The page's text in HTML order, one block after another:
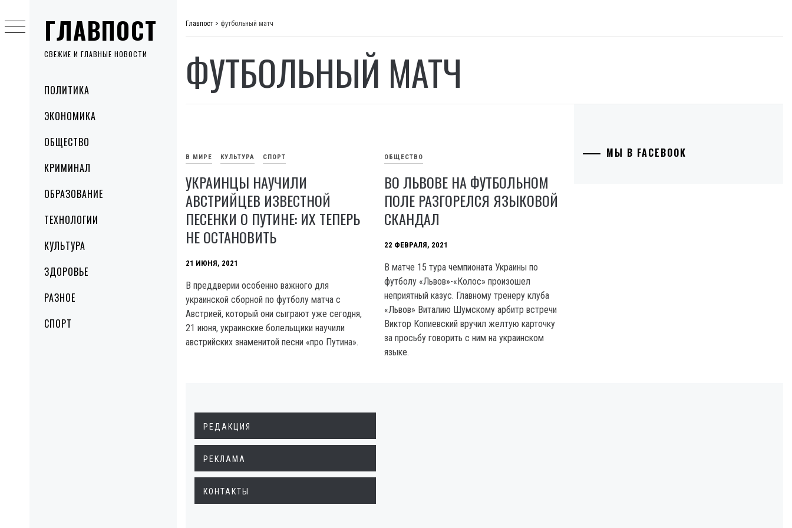
ГЛАВПОСТ
СВЕЖИЕ И ГЛАВНЫЕ НОВОСТИ
MenuПОЛИТИКА
ЭКОНОМИКА
ОБЩЕСТВО
КРИМИНАЛ
ОБРАЗОВАНИЕ
ТЕХНОЛОГИИ
КУЛЬТУРА
ЗДОРОВЬЕ
РАЗНОЕ
СПОРТ
to
content
Главпост > футбольный матч
ФУТБОЛЬНЫЙ МАТЧ
В МИРЕ КУЛЬТУРА СПОРТ
УКРАИНЦЫ НАУЧИЛИ
АВСТРИЙЦЕВ ИЗВЕСТНОЙ
ПЕСЕНКИ О ПУТИНЕ: ИХ ТЕПЕРЬ
НЕ ОСТАНОВИТЬ
21 ИЮНЯ, 2021
В преддверии особенно важного для
украинской сборной по футболу матча с
Австрией, который они сыграют уже сегодня,
21 июня, украинские болельщики научили
австрийских знаменитой песни «про Путина».
ОБЩЕСТВО
ВО ЛЬВОВЕ НА ФУТБОЛЬНОМ
ПОЛЕ РАЗГОРЕЛСЯ ЯЗЫКОВОЙ
СКАНДАЛ
22 ФЕВРАЛЯ, 2021
В матче 15 тура чемпионата Украины по
футболу «Львов»-«Колос» произошел
неприятный казус. Главному тренеру клуба
«Львов» Виталию Шумскому арбитр встречи
Виктор Копиевский вручил желтую карточку
за просьбу говорить с ним на украинском
языке.
МЫ В FACEBOOK
РЕДАКЦИЯ
РЕКЛАМА
КОНТАКТЫ